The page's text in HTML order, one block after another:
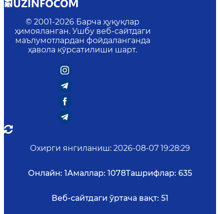
© 2001-2026 Барча ҳуқуқлар
ҳимояланган. Ушбу веб-сайтдаги
маълумотлардан фойдаланганда
ҳавола кўрсатилиши шарт.
Охирги янгиланиш: 2026-08-07 19:28:29
Онлайн: 1Амаллар: 1078Ташрифлар: 635
Веб-сайтдаги ўртача вақт: 51